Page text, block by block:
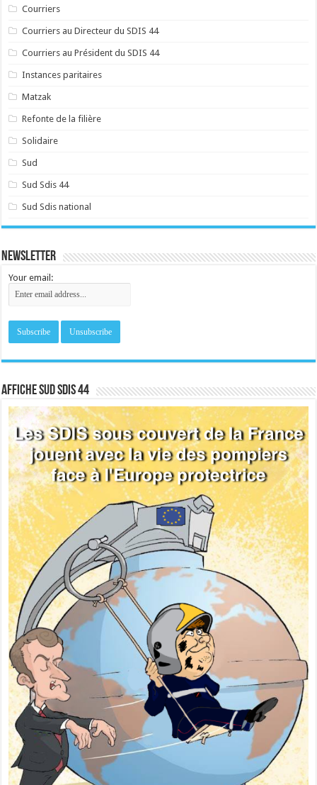
Courriers
Courriers au Directeur du SDIS 44
Courriers au Président du SDIS 44
Instances paritaires
Matzak
Refonte de la filière
Solidaire
Sud
Sud Sdis 44
Sud Sdis national
Newsletter
Your email:
Affiche sud SDIS 44